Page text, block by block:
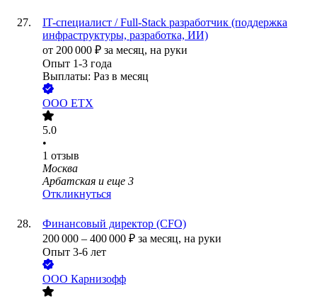
IT-специалист / Full-Stack разработчик (поддержка
инфраструктуры, разработка, ИИ)
от 200 000 ₽ за месяц, на руки
Опыт 1-3 года
Выплаты: Раз в месяц
ООО ЕТХ
5.0
•
1 отзыв
Москва
Арбатская и еще 3
Откликнуться
Финансовый директор (CFO)
200 000 – 400 000 ₽ за месяц, на руки
Опыт 3-6 лет
ООО Карнизофф